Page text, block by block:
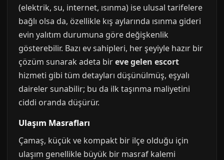
(elektrik, su, internet, ısınma) ise ulusal tarifelere
bağlı olsa da, özellikle kış aylarında ısınma gideri
evin yalıtım durumuna göre değişkenlik
gösterebilir. Bazı ev sahipleri, her şeyiyle hazır bir
çözüm sunarak adeta bireve gelen escort
hizmeti gibi tüm detayları düşünülmüş, eşyalı
daireler sunabilir; bu da ilk taşınma maliyetini
ciddi oranda düşürür.
Ulaşım Masrafları
Çamaş, küçük ve kompakt bir ilçe olduğu için
ulaşım genellikle büyük bir masraf kalemi